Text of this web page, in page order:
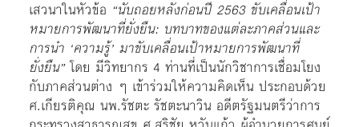
เสวนาในหัวข้อ “นับถอยหลังก่อนปี 2563 ขับเคลื่อนเป้า
หมายการพัฒนาที่ยั่งยืน: บทบาทของแต่ละภาคส่วนและ
การนำ ‘ความรู้’ มาขับเคลื่อนเป้าหมายการพัฒนาที่
ยั่งยืน”โดย มีวิทยากร 4 ท่านที่เป็นนักวิชาการเชื่อมโยง
กับภาคส่วนต่าง ๆ เข้าร่วมให้ความคิดเห็น ประกอบด้วย
ศ.เกียรติคุณ นพ.รัชตะ รัชตะนาวิน อดีตรัฐมนตรีว่าการ